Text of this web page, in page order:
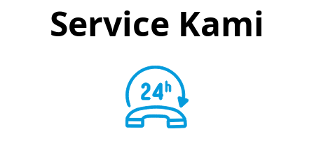
Service Kami